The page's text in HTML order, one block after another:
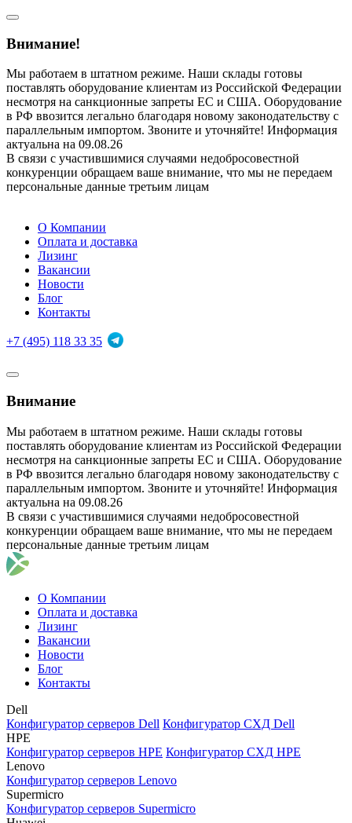
Внимание!
Мы работаем в штатном режиме. Наши склады готовы
поставлять оборудование клиентам из Российской Федерации
несмотря на санкционные запреты ЕС и США. Оборудование
в РФ ввозится легально благодаря новому законодательству с
параллельным импортом. Звоните и уточняйте! Информация
актуальна на 09.08.26
В связи с участившимися случаями недобросовестной
конкуренции обращаем ваше внимание, что мы не передаем
персональные данные третьим лицам
О Компании
Оплата и доставка
Лизинг
Вакансии
Новости
Блог
Контакты
+7 (495) 118 33 35
Внимание
Мы работаем в штатном режиме. Наши склады готовы
поставлять оборудование клиентам из Российской Федерации
несмотря на санкционные запреты ЕС и США. Оборудование
в РФ ввозится легально благодаря новому законодательству с
параллельным импортом. Звоните и уточняйте! Информация
актуальна на 09.08.26
В связи с участившимися случаями недобросовестной
конкуренции обращаем ваше внимание, что мы не передаем
персональные данные третьим лицам
О Компании
Оплата и доставка
Лизинг
Вакансии
Новости
Блог
Контакты
Dell
Конфигуратор серверов Dell Конфигуратор СХД Dell
HPE
Конфигуратор серверов HPE Конфигуратор СХД HPE
Lenovo
Конфигуратор серверов Lenovo
Supermicro
Конфигуратор серверов Supermicro